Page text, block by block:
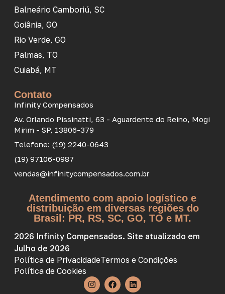
Balneário Camboriú, SC
Goiânia, GO
Rio Verde, GO
Palmas, TO
Cuiabá, MT
Contato
Infinity Compensados
Av. Orlando Pissinatti, 63 - Aguardente do Reino, Mogi
Mirim - SP, 13806-379
Telefone: (19) 2240-0643
(19) 97106-0987
vendas@infinitycompensados.com.br
Atendimento com apoio logístico e
distribuição em diversas regiões do
Brasil: PR, RS, SC, GO, TO e MT.
2026 Infinity Compensados. Site atualizado em
Julho de 2026
Política de PrivacidadeTermos e Condições
Política de Cookies